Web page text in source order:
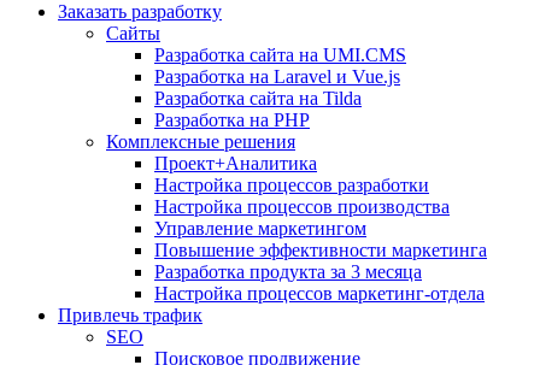
Заказать разработку
Сайты
Разработка сайта на UMI.CMS
Разработка на Laravel и Vue.js
Разработка сайта на Tilda
Разработка на PHP
Комплексные решения
Проект+Аналитика
Настройка процессов разработки
Настройка процессов производства
Управление маркетингом
Повышение эффективности маркетинга
Разработка продукта за 3 месяца
Настройка процессов маркетинг-отдела
Привлечь трафик
SEO
Поисковое продвижение